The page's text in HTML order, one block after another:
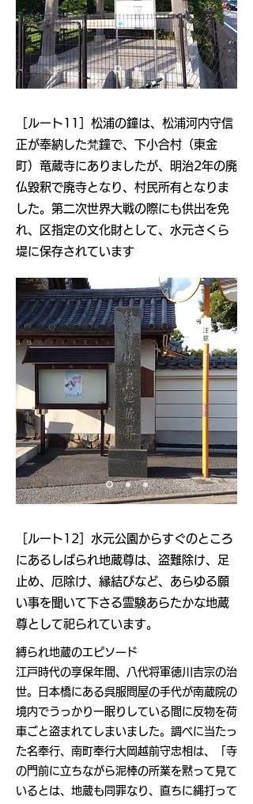
​［ルート11］松浦の鐘は、松浦河内守信
正が奉納した梵鐘で、下小合村（東金
町）竜蔵寺にありましたが、明治2年の廃
仏毀釈で廃寺となり、村民所有となりま
した。第二次世界大戦の際にも供出を免
れ、区指定の文化財として、水元さくら
堤に保存されています
​［ルート12］水元公園からすぐのところ
にあるしばられ地蔵尊は、盗難除け、足
止め、厄除け、縁結びなど、あらゆる願
い事を聞いて下さる霊験あらたかな地蔵
尊として祀られています。
縛られ地蔵のエピソード
江戸時代の享保年間、八代将軍徳川吉宗の治
世。日本橋にある呉服問屋の手代が南蔵院の
境内でうっかり一眠りしている間に反物を荷
車ごと盗まれてしまいました。調べに当たっ
た名奉行、南町奉行大岡越前守忠相は、「寺
の門前に立ちながら泥棒の所業を黙って見て
いるとは、地蔵も同罪なり、直ちに縄打って